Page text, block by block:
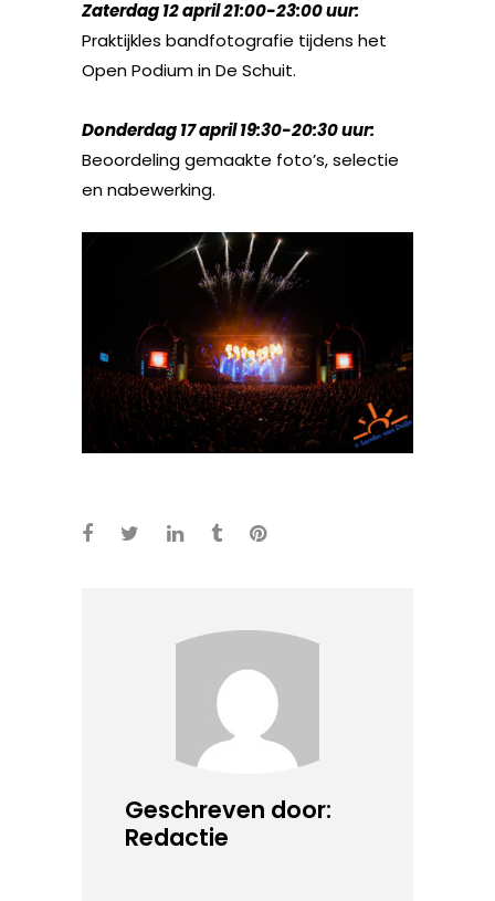
Zaterdag 12 april 21:00-23:00 uur:
Praktijkles bandfotografie tijdens het
Open Podium in De Schuit.
Donderdag 17 april 19:30-20:30 uur:
Beoordeling gemaakte foto’s, selectie
en nabewerking.
Geschreven door:
Redactie